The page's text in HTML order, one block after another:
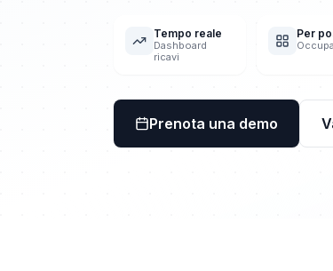
Tempo reale
Dashboard
ricavi
Per
Prenota una demo